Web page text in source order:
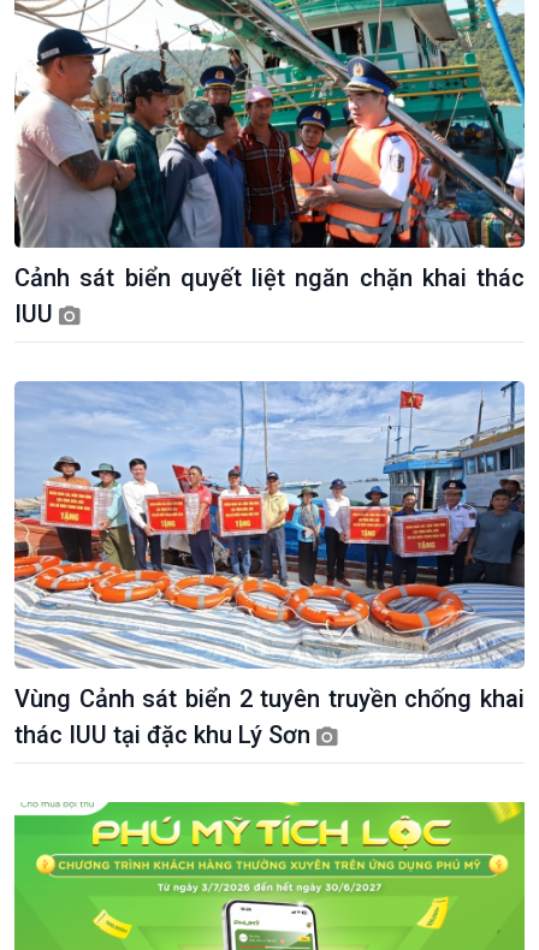
Cảnh sát biển quyết liệt ngăn chặn khai thác
IUU
Vùng Cảnh sát biển 2 tuyên truyền chống khai
thác IUU tại đặc khu Lý Sơn